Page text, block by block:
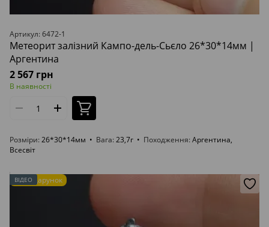
Артикул: 6472-1
Метеорит залізний Кампо-дель-Сьєло 26*30*14мм |
Аргентина
2 567 грн
В наявності
Розміри 26*30*14мм Вага 23,7г Походження Аргентина,
Всесвіт
Подарунок
ВІДЕО